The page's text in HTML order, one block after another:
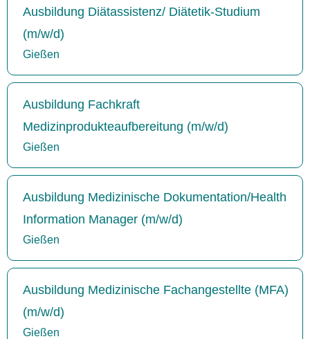
Ausbildung Diätassistenz/ Diätetik-Studium
(m/w/d)
Gießen
Ausbildung Fachkraft
Medizinprodukteaufbereitung (m/w/d)
Gießen
Ausbildung Medizinische Dokumentation/Health
Information Manager (m/w/d)
Gießen
Ausbildung Medizinische Fachangestellte (MFA)
(m/w/d)
Gießen